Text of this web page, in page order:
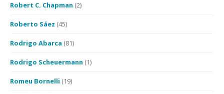
Robert C. Chapman (2)
Roberto Sáez (45)
Rodrigo Abarca (81)
Rodrigo Scheuermann (1)
Romeu Bornelli (19)